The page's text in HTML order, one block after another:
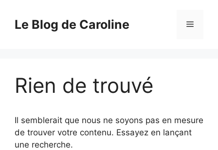
contenuLe Blog de Caroline Menu
Rien de trouvé
Il semblerait que nous ne soyons pas en mesure
de trouver votre contenu. Essayez en lançant
une recherche.